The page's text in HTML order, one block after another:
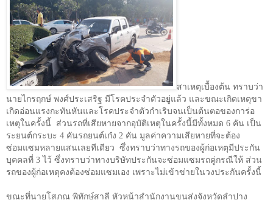
สาเหตุเบื้องต้น ทราบว่า
นายไกรฤกษ์ พงศ์ประเสริฐ มีโรคประจำตัวอยู่แล้ว และขณะเกิดเหตุขา
เกิดอ่อนแรงกะทันหันและโรคประจำตัวกำเริบจนเป็นต้นตอของการ่อ
เหตุในครั้งนี้ ส่วนรถที่เสียหายจากอุบัติเหตุในครั้งนี้มีทั้งหมด 6 คัน เป็น
ระยนต์กระบะ 4 คันรถยนต์เก๋ง 2 คัน มูลค่าความเสียหายที่จะต้อง
ซ่อมแซมหลายแสนเลยทีเดียว ซึ่งทราบว่าทางรถของผู้ก่อเหตุมีประกัน
บุคคลที่ 3 ไว้ ซึ่งทราบว่าทางบริษัทประกันจะซ่อมแซมรถคู่กรณีให้ ส่วน
รถของผู้ก่อเหตุคงต้องซ่อมแซมเอง เพราะไม่เข้าข่ายในวงประกันครั้งนี้
ขณะที่นายโสภณ พิทักษ์สาลี หัวหน้าสำนักงานขนส่งจังหวัดลำปาง